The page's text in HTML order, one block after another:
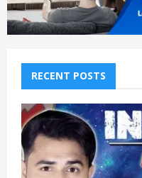
RECENT POSTS